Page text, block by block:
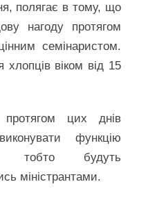
полягає в тому, що
нагоду протягом
семінаристом.
хлопців віком від 15
цих днів
функцію
тобто будуть
міністрантами.